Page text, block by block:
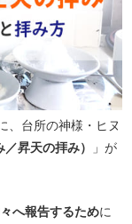
、台所の神様・ヒヌ
昇天の拝み）
」が
へ報告するために